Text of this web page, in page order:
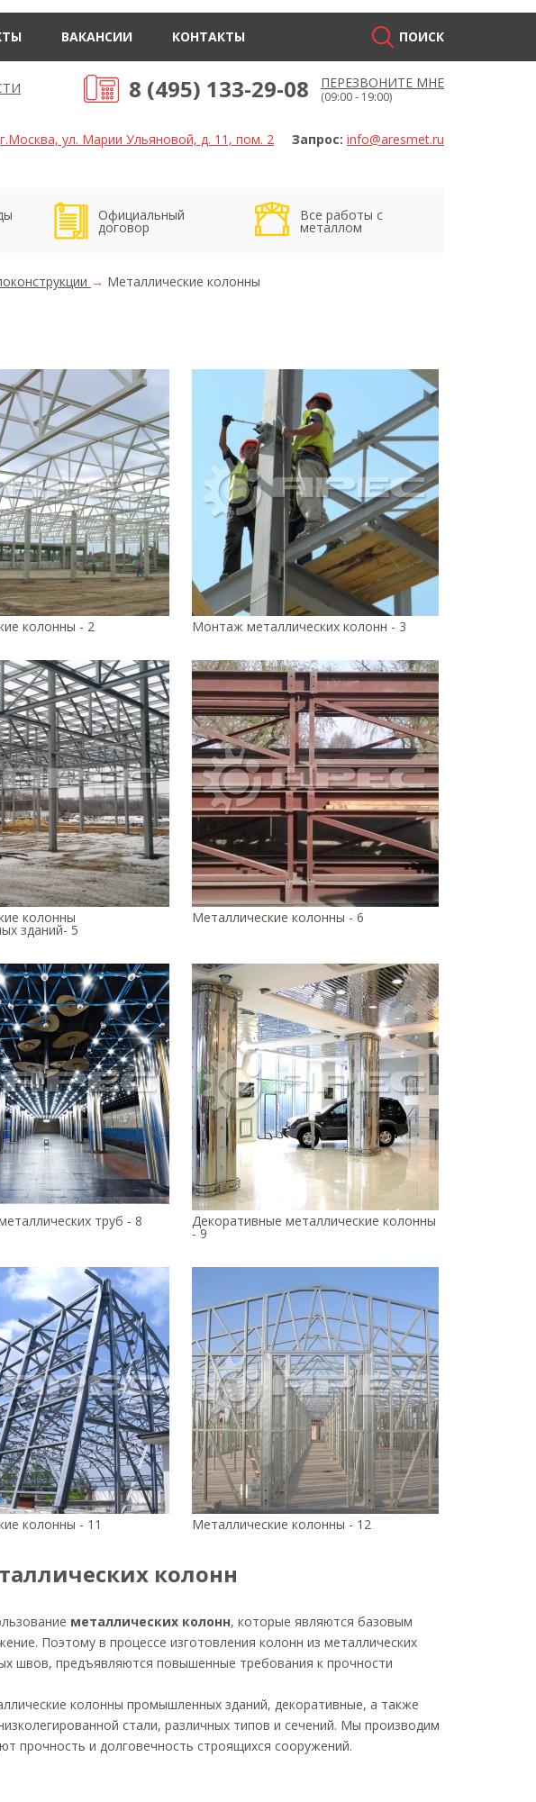
ВАКАНСИИ КОНТАКТЫ ПОИСК
8 (495) 133-29-08 ПЕРЕЗВОНИТЕ МНЕ
(09:00 - 19:00)
г.Москва, ул. Марии Ульяновой, д. 11, пом. 2 Запрос: info@aresmet.ru
Официальный
договор
Все работы с
металлом
→ Металлические колонны
колонны - 2 Монтаж металлических колонн - 3
колонны
зданий- 5
Металлические колонны - 6
труб - 8 Декоративные металлические колонны
- 9
колонны - 11 Металлические колонны - 12
колонн
металлических колонн, которые являются базовым
Поэтому в процессе изготовления колонн из металлических
швов, предъявляются повышенные требования к прочности
колонны промышленных зданий, декоративные, а также
стали, различных типов и сечений. Мы производим
прочность и долговечность строящихся сооружений.